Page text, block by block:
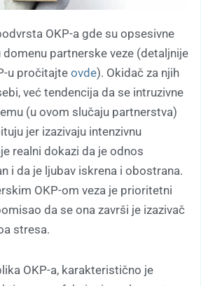
OKP-a gde su opsesivne
domenu partnerske veze (detaljnije
u pročitajte ovde). Okidač za njih
već tendencija da se intruzivne
(u ovom slučaju partnerstva)
jer izazivaju intenzivnu
realni dokazi da je odnos
i da je ljubav iskrena i obostrana.
OKP-om veza je prioritetni
da se ona završi je izazivač
stresa.
OKP-a, karakteristično je